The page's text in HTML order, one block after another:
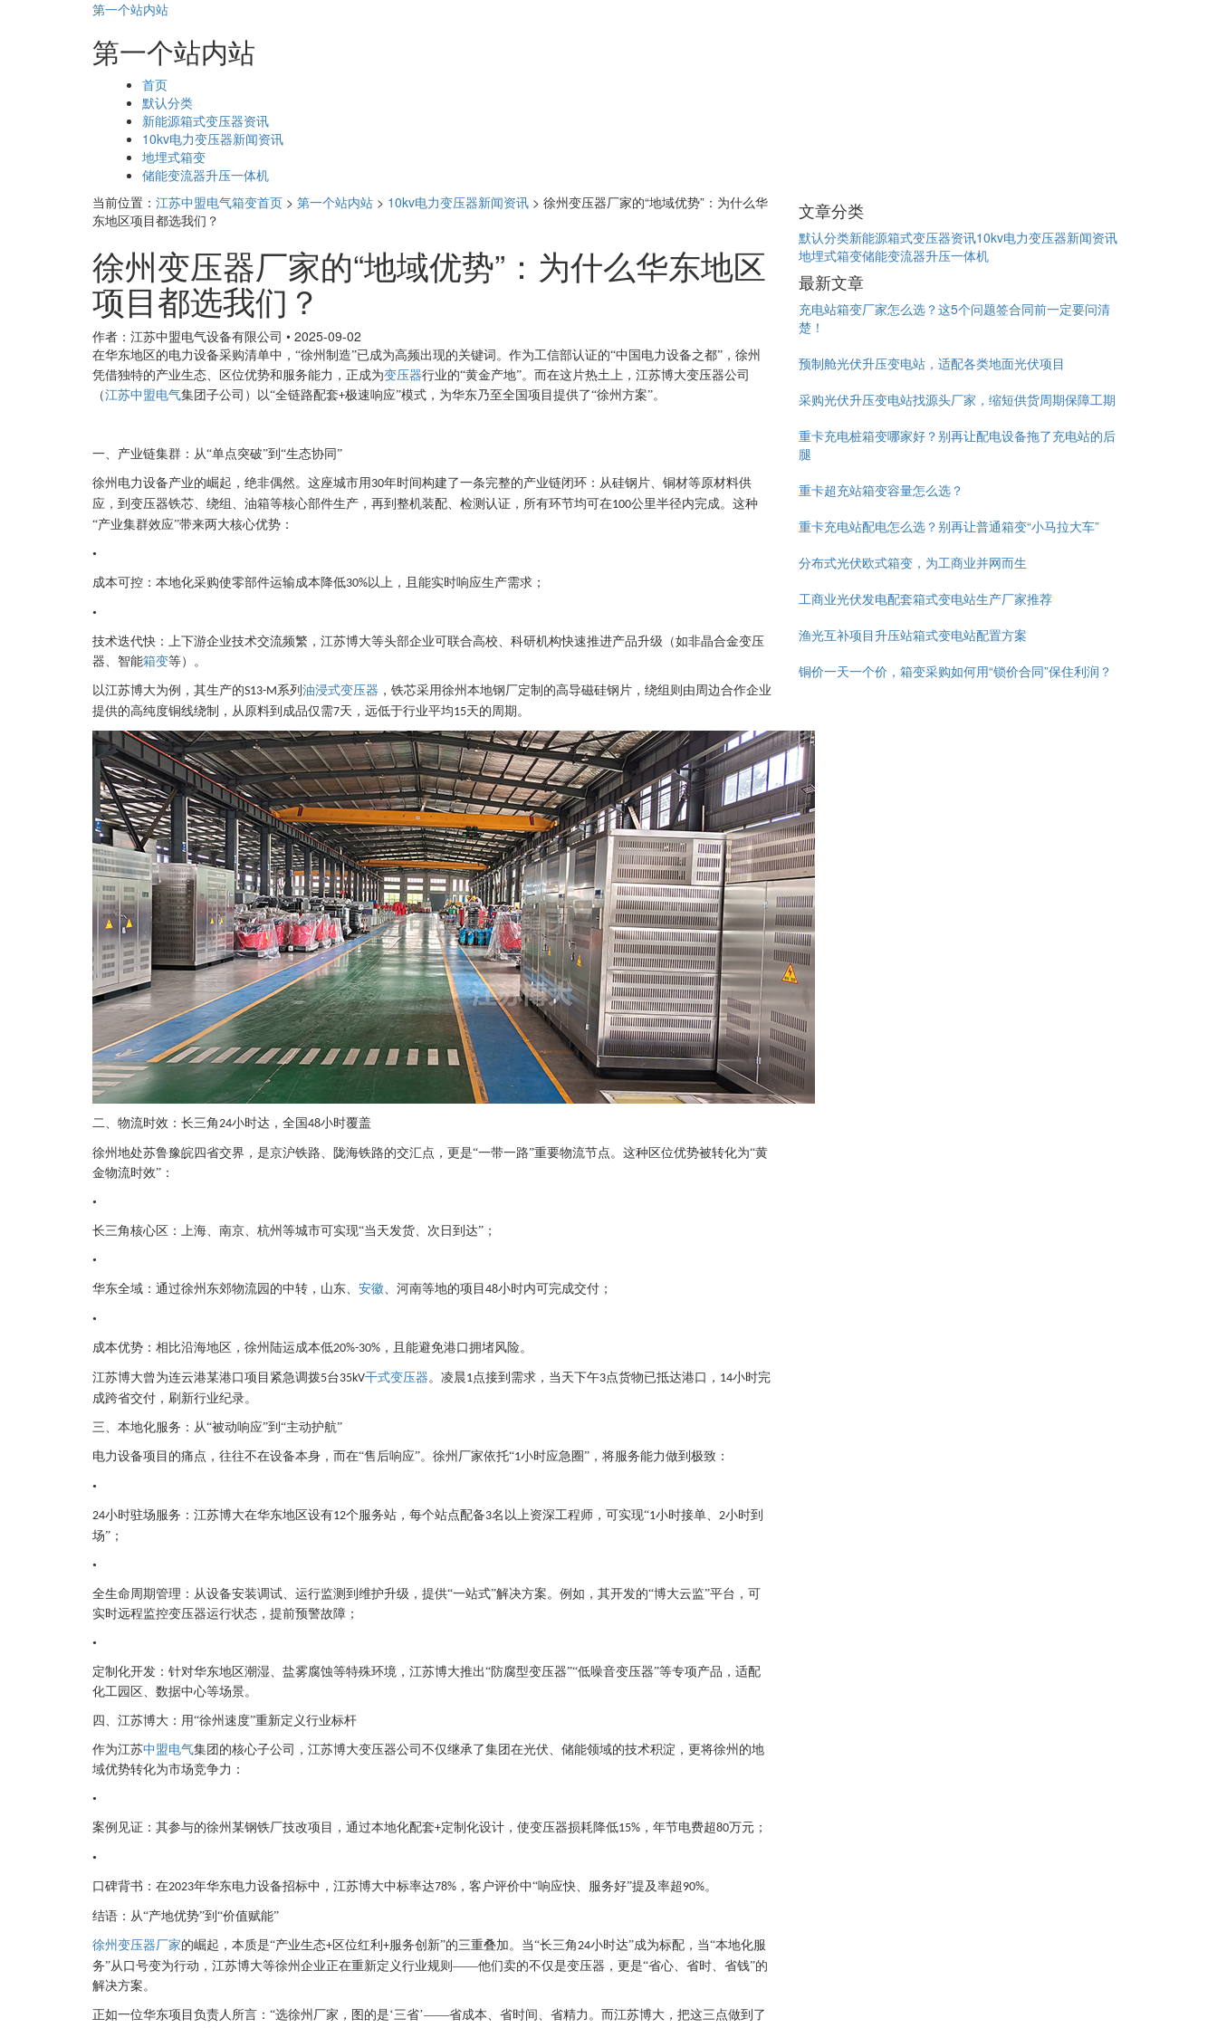
第一个站内站
第一个站内站
首页
默认分类
新能源箱式变压器资讯
10kv电力变压器新闻资讯
地埋式箱变
储能变流器升压一体机
当前位置： 江苏中盟电气箱变首页 > 第一个站内站 > 10kv电力变压器新闻资讯 > 徐州变压器厂家的“地域优势”：为什么华
东地区项目都选我们？
徐州变压器厂家的“地域优势”：为什么华东地区
项目都选我们？
作者：江苏中盟电气设备有限公司 • 2025-09-02
在华东地区的电力设备采购清单中， “徐州制造”已成为高频出现的关键词。作为工信部认证的“中国电力设备之都”，徐州
凭借独特的产业生态、区位优势和服务能力，正成为变压器行业的“黄金产地”。而在这片热土上，江苏博大变压器公司
（江苏中盟电气集团子公司）以“全链路配套+极速响应”模式，为华东乃至全国项目提供了“徐州方案”。
一、产业链集群：从“单点突破”到“生态协同”
徐州电力设备产业的崛起，绝非偶然。这座城市用 30年时间构建了一条完整的产业链闭环：从硅钢片、铜材等原材料供
应，到变压器铁芯、绕组、油箱等核心部件生产，再到整机装配、检测认证，所有环节均可在100公里半径内完成。这种
“产业集群效应”带来两大核心优势：
•
成本可控：本地化采购使零部件运输成本降低30%以上，且能实时响应生产需求；
•
技术迭代快：上下游企业技术交流频繁，江苏博大等头部企业可联合高校、科研机构快速推进产品升级（如非晶合金变压
器、智能箱变等）。
以江苏博大为例，其生产的S13-M系列 油浸式变压器 ，铁芯采用徐州本地钢厂定制的高导磁硅钢片，绕组则由周边合作企业
提供的高纯度铜线绕制，从原料到成品仅需7天，远低于行业平均15天的周期。
二、物流时效：长三角24小时达，全国 48小时覆盖
徐州地处苏鲁豫皖四省交界，是京沪铁路、陇海铁路的交汇点，更是“一带一路”重要物流节点。这种区位优势被转化为“黄
金物流时效”：
•
长三角核心区：上海、南京、杭州等城市可实现“当天发货、次日到达”；
•
华东全域：通过徐州东郊物流园的中转，山东、 安徽、河南等地的项目 48小时内可完成交付；
•
成本优势：相比沿海地区，徐州陆运成本低20%-30% ，且能避免港口拥堵风险。
江苏博大曾为连云港某港口项目紧急调拨5台35kV干式变压器。凌晨1点接到需求，当天下午3点货物已抵达港口， 14小时完
成跨省交付，刷新行业纪录。
三、本地化服务：从“被动响应”到“主动护航”
电力设备项目的痛点，往往不在设备本身，而在“售后响应”。徐州厂家依托“1小时应急圈”，将服务能力做到极致：
•
24小时驻场服务：江苏博大在华东地区设有12个服务站，每个站点配备3名以上资深工程师，可实现“1小时接单、 2小时到
场”；
•
全生命周期管理：从设备安装调试、运行监测到维护升级，提供“一站式”解决方案。例如，其开发的“博大云监”平台，可
实时远程监控变压器运行状态，提前预警故障；
•
定制化开发：针对华东地区潮湿、盐雾腐蚀等特殊环境，江苏博大推出“防腐型变压器”“低噪音变压器”等专项产品，适配
化工园区、数据中心等场景。
四、江苏博大：用“徐州速度”重新定义行业标杆
作为江苏中盟电气集团的核心子公司，江苏博大变压器公司不仅继承了集团在光伏、储能领域的技术积淀，更将徐州的地
域优势转化为市场竞争力：
•
案例见证：其参与的徐州某钢铁厂技改项目，通过本地化配套+定制化设计，使变压器损耗降低15% ，年节电费超80万元；
•
口碑背书：在2023年华东电力设备招标中，江苏博大中标率达78% ，客户评价中“响应快、服务好”提及率超 90%。
结语：从“产地优势”到“价值赋能”
徐州变压器厂家的崛起，本质是“产业生态+ 区位红利 +服务创新”的三重叠加。当“长三角24小时达”成为标配，当“本地化服
务”从口号变为行动，江苏博大等徐州企业正在重新定义行业规则——他们卖的不仅是变压器，更是“省心、省时、省钱”的
解决方案。
正如一位华东项目负责人所言： “选徐州厂家，图的是‘三省’——省成本、省时间、省精力。而江苏博大，把这三点做到了
文章分类
默认分类新能源箱式变压器资讯10kv电力变压器新闻资讯
地埋式箱变储能变流器升压一体机
最新文章
充电站箱变厂家怎么选？这5个问题签合同前一定要问清
楚！
预制舱光伏升压变电站，适配各类地面光伏项目
采购光伏升压变电站找源头厂家，缩短供货周期保障工期
重卡充电桩箱变哪家好？别再让配电设备拖了充电站的后
腿
重卡超充站箱变容量怎么选？
重卡充电站配电怎么选？别再让普通箱变“小马拉大车”
分布式光伏欧式箱变，为工商业并网而生
工商业光伏发电配套箱式变电站生产厂家推荐
渔光互补项目升压站箱式变电站配置方案
铜价一天一个价，箱变采购如何用“锁价合同”保住利润？